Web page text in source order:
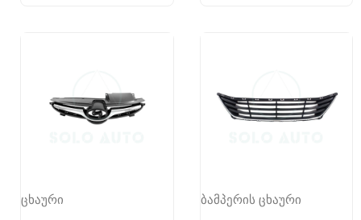
ცხაური ბამპერის ცხაური